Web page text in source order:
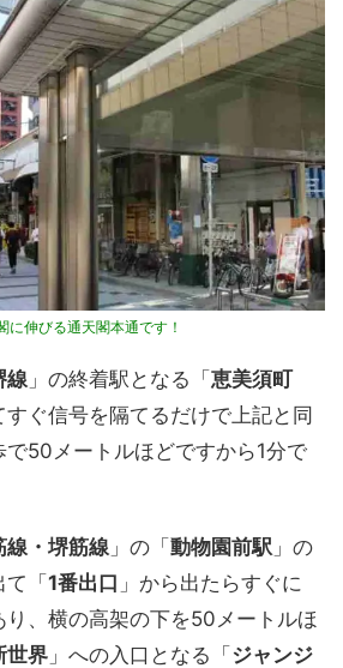
に伸びる通天閣本通です！
線 」の終着駅となる「恵美須町
すぐ信号を隔てるだけで上記と同
で50メートルほどですから1分で
線・堺筋線 」の「動物園前駅 」の
て「1番出口 」から出たらすぐに
り、横の高架の下を50メートルほ
世界 」への入口となる「ジャンジ